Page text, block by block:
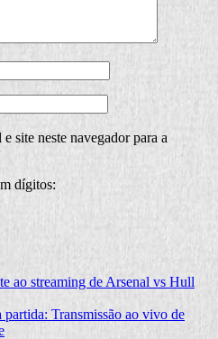
site neste navegador para a
dígitos:
ao streaming de Arsenal vs Hull
partida: Transmissão ao vivo de